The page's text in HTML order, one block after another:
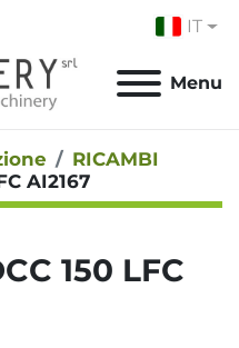
IT
Menu
RICAMBI
AI2167
150 LFC